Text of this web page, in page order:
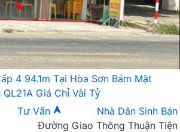
4 94.1m Tại Hòa Sơn Bám Mặt
Giá Chỉ Vài Tỷ
Tư Vấn
Nhà Dân Sinh Bán
Đường Giao Thông Thuận Tiện